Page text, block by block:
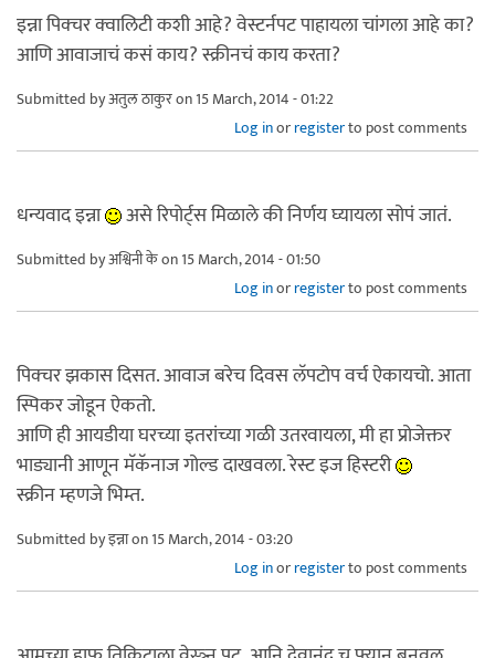
इन्ना पिक्चर क्वालिटी कशी आहे? वेस्टर्नपट पाहायला चांगला आहे का?
आणि आवाजाचं कसं काय? स्क्रीनचं काय करता?
Submitted byअतुल ठाकुरon 15 March, 2014 - 01:22
Log inorregisterto post comments
धन्यवाद इन्ना असे रिपोर्ट्स मिळाले की निर्णय घ्यायला सोपं जातं.
Submitted byअश्विनी केon 15 March, 2014 - 01:50
Log inorregisterto post comments
पिक्चर झकास दिसत. आवाज बरेच दिवस लॅपटोप वर्च ऐकायचो. आता
स्पिकर जोडून ऐकतो.
आणि ही आयडीया घरच्या इतरांच्या गळी उतरवायला, मी हा प्रोजेक्तर
भाड्यानी आणून मॅकॅनाज गोल्ड दाखवला. रेस्ट इज हिस्टरी
स्क्रीन म्हणजे भिम्त.
Submitted byइन्नाon 15 March, 2014 - 03:20
Log inorregisterto post comments